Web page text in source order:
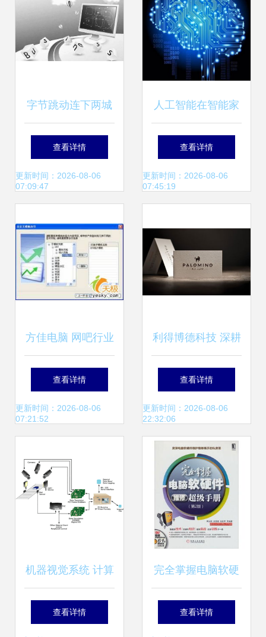
字节跳动连下两城
收购游戏公司背后
同步投资网红饰
米战投亦显露出场
身影——IT桔子周
软硬件事件
查看详情
更新时间：2026-08-06
07:09:47
人工智能在智能家
居的应用系列之 什
么是人工智能？
查看详情
更新时间：2026-08-06
07:45:19
方佳电脑 网吧行业
整体解决方案的管
理之道
查看详情
更新时间：2026-08-06
07:21:52
利得博德科技 深耕
计算机软硬件，赋
能数字未来
查看详情
更新时间：2026-08-06
22:32:06
机器视觉系统 计算
机软硬件的深度解
查看详情
完全掌握电脑软硬
件维修超级手册 从
查看详情